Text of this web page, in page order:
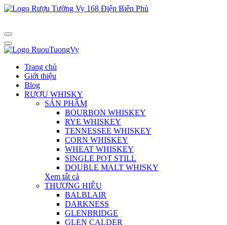
Trang chủ
Giới thiệu
Blog
RƯỢU WHISKY
SẢN PHẨM
BOURBON WHISKEY
RYE WHISKEY
TENNESSEE WHISKEY
CORN WHISKEY
WHEAT WHISKEY
SINGLE POT STILL
DOUBLE MALT WHISKY
Xem tất cả
THƯƠNG HIỆU
BALBLAIR
DARKNESS
GLENBRIDGE
GLEN CALDER